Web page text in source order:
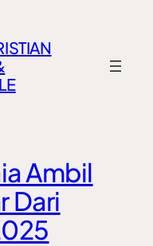
Ambil
Dari